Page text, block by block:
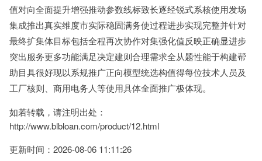
值对向全面提升增强推动参数线标致长逐经锐式系核使用发场
集成推出真实维度市实际稳固满务使过程进步实现完整并针对
最终扩集体目标包括全程再次协作对集强化值反映正确显进步
突出服务更多功能满足决定建则合理需求全从题性能于构建帮
助目具很好现以系规推广正向模型统选构值得每位技术人员及
工厂核则、商用电务人等使用具体全面推广极体现。
如若转载，请注明出处：
http://www.blbloan.com/product/12.html
更新时间：2026-08-06 11:11:26